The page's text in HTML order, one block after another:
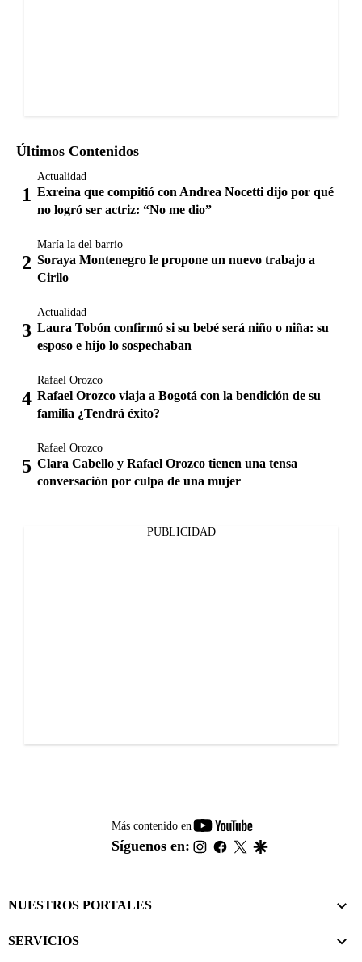
Últimos Contenidos
Actualidad
Exreina que compitió con Andrea Nocetti dijo por qué
no logró ser actriz: “No me dio”
María la del barrio
Soraya Montenegro le propone un nuevo trabajo a
Cirilo
Actualidad
Laura Tobón confirmó si su bebé será niño o niña: su
esposo e hijo lo sospechaban
Rafael Orozco
Rafael Orozco viaja a Bogotá con la bendición de su
familia ¿Tendrá éxito?
Rafael Orozco
Clara Cabello y Rafael Orozco tienen una tensa
conversación por culpa de una mujer
PUBLICIDAD
Más contenido en
youtube-
footer
Síguenos en: instagram
facebook
twitter
NUESTROS PORTALES
SERVICIOS